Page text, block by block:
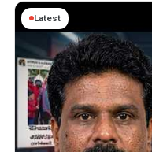
Latest